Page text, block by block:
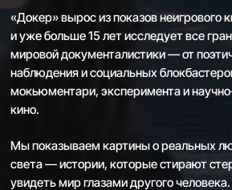
звук, монтаж и призы
зрителей
ПРОГРАММЫ 2026
ПОДРОБНЕЕ